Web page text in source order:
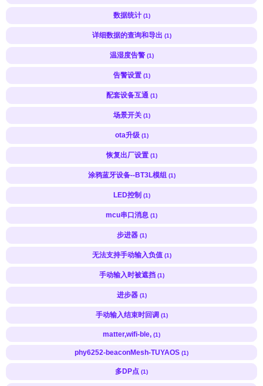
数据统计 (1)
详细数据的查询和导出 (1)
温湿度告警 (1)
告警设置 (1)
配套设备互通 (1)
场景开关 (1)
ota升级 (1)
恢复出厂设置 (1)
涂鸦蓝牙设备--BT3L模组 (1)
LED控制 (1)
mcu串口消息 (1)
步进器 (1)
无法支持手动输入负值 (1)
手动输入时被遮挡 (1)
进步器 (1)
手动输入结束时回调 (1)
matter,wifi-ble, (1)
phy6252-beaconMesh-TUYAOS (1)
多DP点 (1)